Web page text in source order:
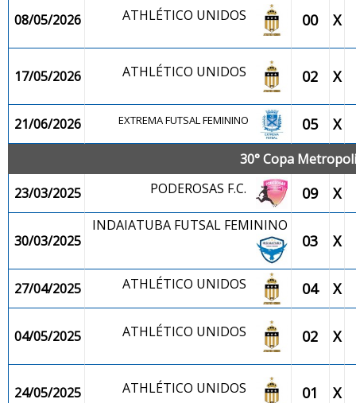
08/05/2026 ATHLÉTICO UNIDOS 00 X
17/05/2026 ATHLÉTICO UNIDOS 02 X
21/06/2026 EXTREMA FUTSAL FEMININO 05 X
30° Copa
23/03/2025
PODEROSAS F.C. 09 X
30/03/2025
INDAIATUBA FUTSAL FEMININO
03 X
27/04/2025 ATHLÉTICO UNIDOS 04 X
04/05/2025 ATHLÉTICO UNIDOS 02 X
24/05/2025 ATHLÉTICO UNIDOS 01 X